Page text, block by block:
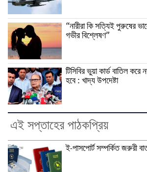
“নারীরা কি সত্যিই পুরুষের
গভীর বিশ্লেষণ”
টিসিবির ভুয়া কার্ড বাতিল করে
হবে : খাদ্য উপদেষ্টা
এই সপ্তাহের পাঠকপ্রিয়
ই-পাসপোর্ট সম্পর্কিত জরুরী